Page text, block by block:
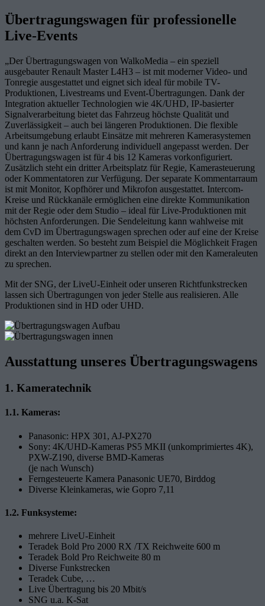
Übertragungswagen für professionelle
Live-Events
„Der Übertragungswagen von WalkoMedia – ein speziell
ausgebauter Renault Master L4H3 – ist mit moderner Video- und
Tonregie ausgestattet und eignet sich ideal für mobile TV-
Produktionen, Livestreams und Event-Übertragungen. Dank der
Integration aktueller Technologien wie 4K/UHD, IP-basierter
Signalverarbeitung bietet das Fahrzeug höchste Qualität und
Zuverlässigkeit – auch bei längeren Produktionen. Die flexible
Arbeitsumgebung erlaubt Einsätze mit mehreren Kamerasystemen
und kann je nach Anforderung individuell angepasst werden. Der
Übertragungswagen ist für 4 bis 12 Kameras vorkonfiguriert.
Zusätzlich steht ein dritter Arbeitsplatz für Regie, Kamerasteuerung
oder Kommentatoren zur Verfügung. Der separate Kommentarraum
ist mit Monitor, Kopfhörer und Mikrofon ausgestattet. Intercom-
Kreise und Rückkanäle ermöglichen eine direkte Kommunikation
mit der Regie oder dem Studio – ideal für Live-Produktionen mit
höchsten Anforderungen. Die Sendeleitung kann wahlweise mit
dem CvD im Übertragungswagen sprechen oder auf eine der Kreise
geschalten werden. So besteht zum Beispiel die Möglichkeit Fragen
direkt an den Interviewpartner zu stellen oder mit den Kameraleuten
zu sprechen.
Mit der SNG, der LiveU-Einheit oder unseren Richtfunkstrecken
lassen sich Übertragungen von jeder Stelle aus realisieren. Alle
Produktionen sind in HD oder UHD.
Ausstattung unseres Übertragungswagens
1. Kameratechnik
1.1. Kameras:
Panasonic: HPX 301, AJ-PX270
Sony: 4K/UHD-Kameras PS5 MKII (unkomprimiertes 4K),
PXW-Z190, diverse BMD-Kameras
(je nach Wunsch)
Ferngesteuerte Kamera Panasonic UE70, Birddog
Diverse Kleinkameras, wie Gopro 7,11
1.2. Funksysteme:
mehrere LiveU-Einheit
Teradek Bold Pro 2000 RX /TX Reichweite 600 m
Teradek Bold Pro Reichweite 80 m
Diverse Funkstrecken
Teradek Cube, …
Live Übertragung bis 20 Mbit/s
SNG u.a. K-Sat